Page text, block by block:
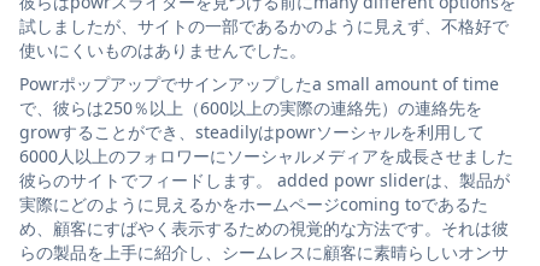
試しましたが、サイトの一部であるかのように見えず、不格好で
使いにくいものはありませんでした。
Powrポップアップでサインアップしたa small amount of time
で、彼らは250％以上（600以上の実際の連絡先）の連絡先を
growすることができ、steadilyはpowrソーシャルを利用して
6000人以上のフォロワーにソーシャルメディアを成長させました
彼らのサイトでフィードします。 added powr sliderは、製品が
実際にどのように見えるかをホームページcoming toであるた
め、顧客にすばやく表示するための視覚的な方法です。それは彼
らの製品を上手に紹介し、シームレスに顧客に素晴らしいオンサ